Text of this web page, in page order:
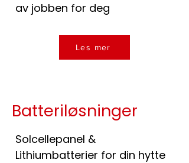
av jobben for deg
Les mer
Batteriløsninger
Solcellepanel &
Lithiumbatterier for din hytte